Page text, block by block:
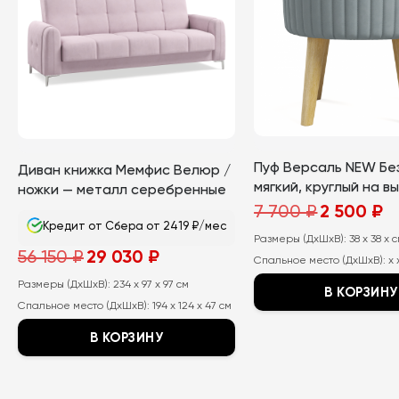
Диван книжка Мемфис Велюр /
ножки — металл серебренные
Кредит от Сбера от 2419 ₽/мес
56 150₽ Первоначальная
цена
56
₽.
29 030 ₽Текущая
030
Размеры (ДхШхВ): 234 x 97 x 97 см
Спальное место (ДхШхВ): 194 x 124 x 47 см
В КОРЗИНУ
Пуф Версаль NEW
мягкий, круглый на
деревянных ножках
7 700₽ цена
7
₽.
2 500 ₽
Размеры (ДхШхВ):38 x 38 x
Спальное место (ДхШхВ):x
В КОРЗИНУ